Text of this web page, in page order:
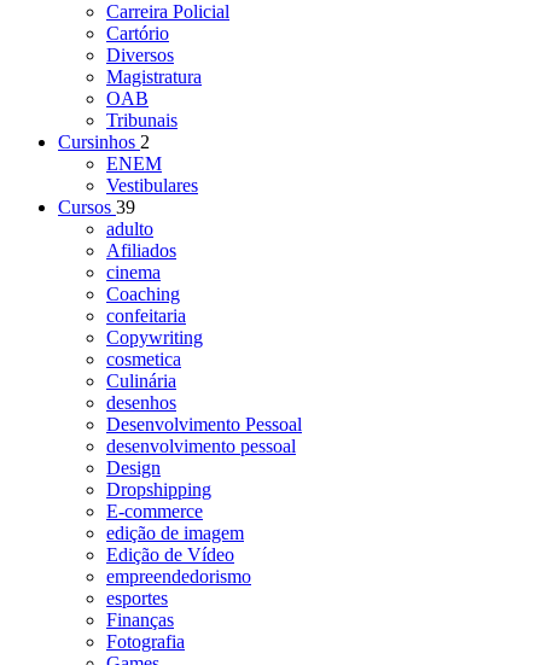
Carreira Policial
Cartório
Diversos
Magistratura
OAB
Tribunais
Cursinhos 2
ENEM
Vestibulares
Cursos 39
adulto
Afiliados
cinema
Coaching
confeitaria
Copywriting
cosmetica
Culinária
desenhos
Desenvolvimento Pessoal
desenvolvimento pessoal
Design
Dropshipping
E-commerce
edição de imagem
Edição de Vídeo
empreendedorismo
esportes
Finanças
Fotografia